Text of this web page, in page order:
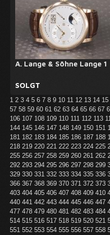
A. Lange & Söhne Lange 1
SOLGT
1 2 3 4 5 6 7 8 9 10 11 12 13 14 15
57 58 59 60 61 62 63 64 65 66 67
106 107 108 109 110 111 112 113
144 145 146 147 148 149 150 151
181 182 183 184 185 186 187 188
218 219 220 221 222 223 224 225
255 256 257 258 259 260 261 262
292 293 294 295 296 297 298 299
329 330 331 332 333 334 335 336
366 367 368 369 370 371 372 373
403 404 405 406 407 408 409 410
440 441 442 443 444 445 446 447
477 478 479 480 481 482 483 484
514 515 516 517 518 519 520 521
551 552 553 554 555 556 557 558